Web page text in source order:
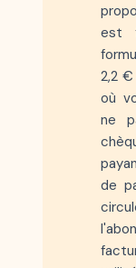
est
2,2 €
où
ne
de